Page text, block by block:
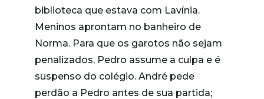
biblioteca que estava com Lavínia.
Meninos aprontam no banheiro de
Norma. Para que os garotos não sejam
penalizados, Pedro assume a culpa e é
suspenso do colégio. André pede
perdão a Pedro antes de sua partida;